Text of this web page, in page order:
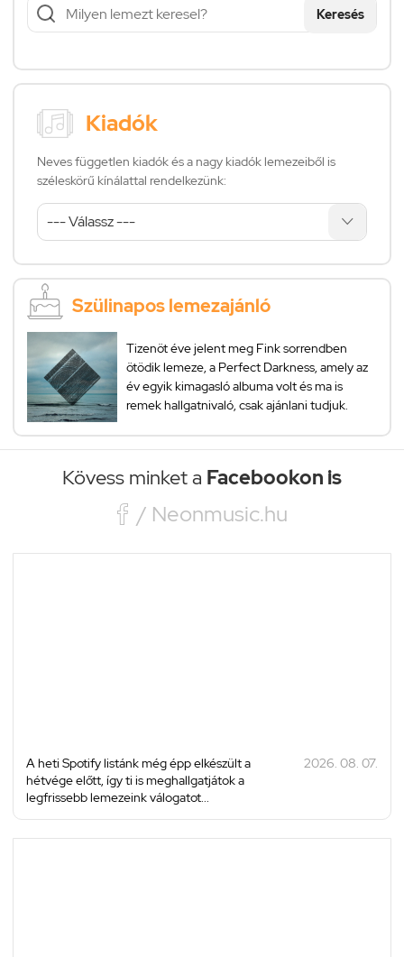
Keresés
Kiadók
Neves független kiadók és a nagy kiadók lemezeiből is
széleskörű kínálattal rendelkezünk:
Szülinapos lemezajánló
Tizenöt éve jelent meg Fink sorrendben
ötödik lemeze, a Perfect Darkness, amely az
év egyik kimagasló albuma volt és ma is
remek hallgatnivaló, csak ajánlani tudjuk.
Kövess minket a Facebookon is
 / Neonmusic.hu
A heti Spotify listánk még épp elkészült a
hétvége előtt, így ti is meghallgatjátok a
legfrissebb lemezeink válogatot...
2026. 08. 07.